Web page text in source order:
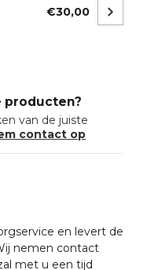
€30,00
producten?
van de juiste
contact op
en levert de
nemen contact
met u een tijd